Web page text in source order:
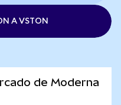
A VSTON
de Moderna